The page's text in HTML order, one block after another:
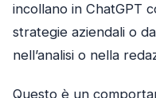
incollano in ChatGPT
strategie aziendali o
nell’analisi o nella
Questo è un